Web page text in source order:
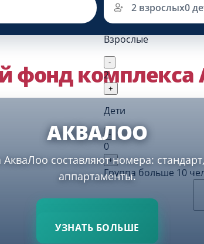
2 взрослых0
Взрослые
-
2
+
Дети
-
0
+
Группа больше 10
фонд комплекса
АКВАЛОО
составляют номера:
аппартаменты.
УЗНАТЬ БОЛЬШЕ